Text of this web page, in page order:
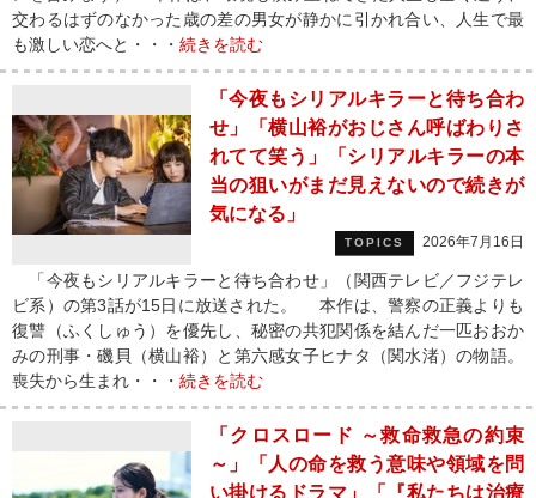
交わるはずのなかった歳の差の男女が静かに引かれ合い、人生で最
も激しい恋へと・・・ 続きを読む
「今夜もシリアルキラーと待ち合わ
せ」「横山裕がおじさん呼ばわりさ
れてて笑う」「シリアルキラーの本
当の狙いがまだ見えないので続きが
気になる」
TOPICS 2026年7月16日
「今夜もシリアルキラーと待ち合わせ」（関西テレビ／フジテレ
ビ系）の第3話が15日に放送された。 本作は、警察の正義よりも
復讐（ふくしゅう）を優先し、秘密の共犯関係を結んだ一匹おおか
みの刑事・磯貝（横山裕）と第六感女子ヒナタ（関水渚）の物語。
喪失から生まれ・・・ 続きを読む
「クロスロード ～救命救急の約束
～」「人の命を救う意味や領域を問
い掛けるドラマ」「『私たちは治療